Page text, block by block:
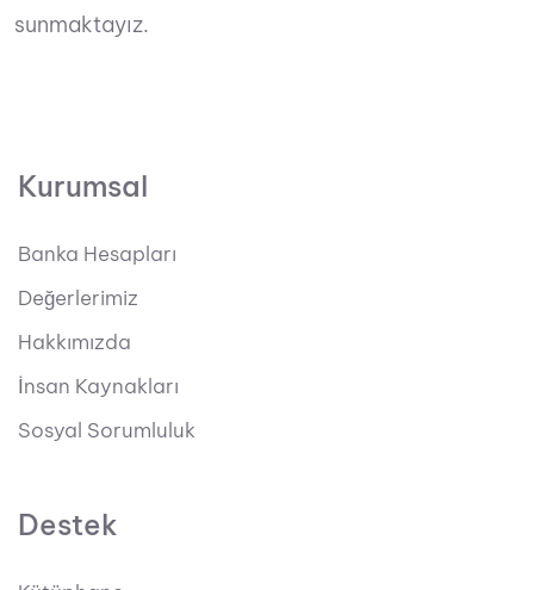
sunmaktayız.
Kurumsal
Banka Hesapları
Değerlerimiz
Hakkımızda
İnsan Kaynakları
Sosyal Sorumluluk
Destek